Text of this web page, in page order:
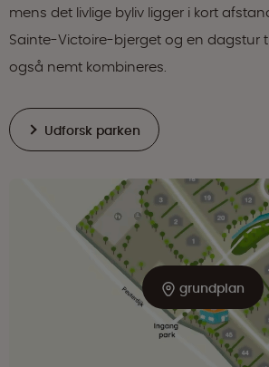
mens det livlige byliv ligger i kort
Sainte-Victoire-bjerget og en dagstur
også nemt kombineres.
Udforsk parken
grundplan